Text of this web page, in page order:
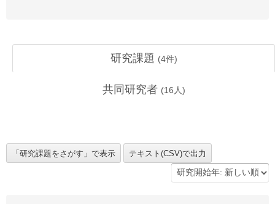
研究課題 (4件)
共同研究者 (16 人)